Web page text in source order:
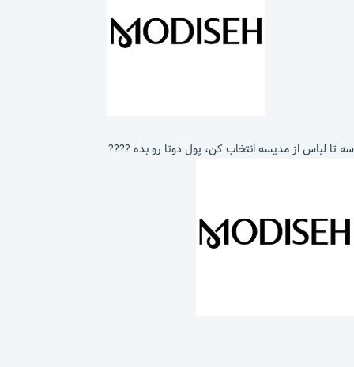
سه تا لباس از مدیسه انتخاب کن، پول دوتا رو بده ????